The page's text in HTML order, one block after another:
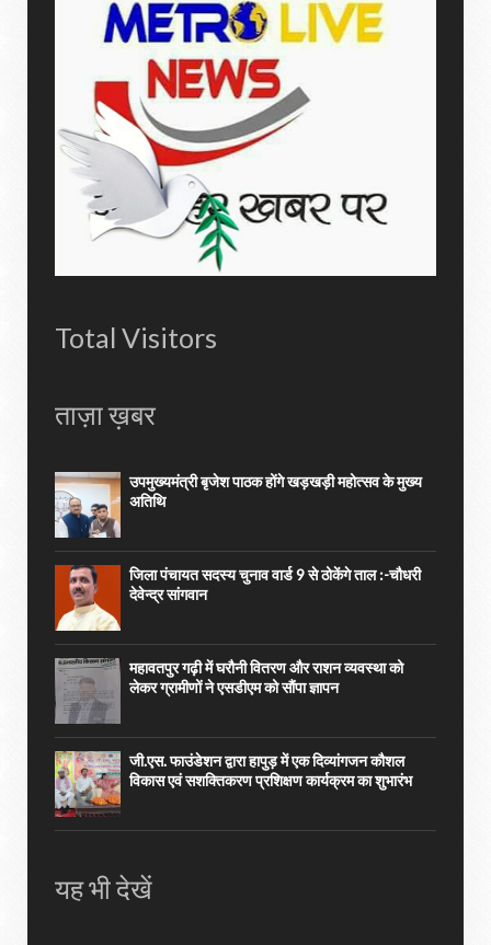
Total Visitors
ताज़ा ख़बर
उपमुख्यमंत्री बृजेश पाठक होंगे खड़खड़ी महोत्सव के मुख्य
अतिथि
जिला पंचायत सदस्य चुनाव वार्ड 9 से ठोकेंगे ताल :-चौधरी
देवेन्द्र सांगवान
महावतपुर गढ़ी में घरौनी वितरण और राशन व्यवस्था को
लेकर ग्रामीणों ने एसडीएम को सौंपा ज्ञापन
जी.एस. फाउंडेशन द्वारा हापुड़ में एक दिव्यांगजन कौशल
विकास एवं सशक्तिकरण प्रशिक्षण कार्यक्रम का शुभारंभ
यह भी देखें